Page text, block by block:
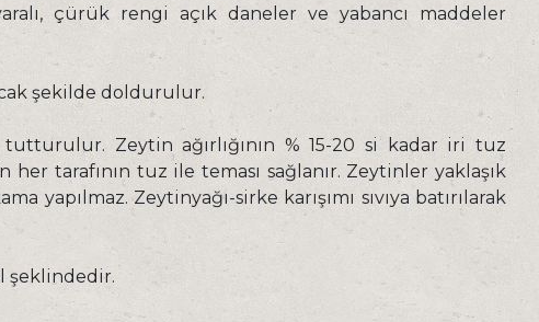
çürük rengi açık daneler ve yabancı maddeler
şekilde doldurulur.
Zeytin ağırlığının % 15-20 si kadar iri tuz
tarafının tuz ile teması sağlanır. Zeytinler yaklaşık
yapılmaz. Zeytinyağı-sirke karışımı sıvıya batırılarak
şeklindedir.